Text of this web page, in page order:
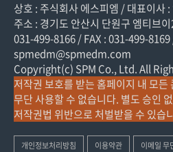
상호 : 주식회사 에스피엠 / 대표이사 :
주소 : 경기도 안산시 단원구 엠티브
031-499-8166 / FAX : 031-499-
spmedm@spmedm.com
Copyright(c) SPM Co., Ltd. All
저작권 보호를 받는 홈페이지 내 모
무단 사용할 수 없습니다. 별도 승인
저작권법 위반으로 처벌받을 수 있습
개인정보처리방침 이용약관 이메일 무